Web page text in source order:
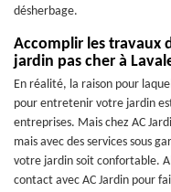
désherbage.
Accomplir les travaux
jardin pas cher à
En réalité, la raison pour
pour entretenir votre jardin
entreprises. Mais chez AC
mais avec des services sous
votre jardin soit confortable.
contact avec AC Jardin pour